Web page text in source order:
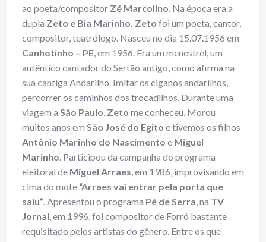
ao poeta/compositor Zé Marcolino. Na época era a
dupla Zeto e Bia Marinho. Zeto foi um poeta, cantor,
compositor, teatrólogo. Nasceu no dia 15.07.1956 em
Canhotinho – PE, em 1956. Era um menestrel, um
autêntico cantador do Sertão antigo, como afirma na
sua cantiga Andarilho. Imitar os ciganos andarilhos,
percorrer os caminhos dos trocadilhos. Durante uma
viagem a São Paulo, Zeto me conheceu. Morou
muitos anos em São José do Egito e tivemos os filhos
Antônio Marinho do Nascimento e Miguel
Marinho. Participou da campanha do programa
eleitoral de Miguel Arraes, em 1986, improvisando em
cima do mote “Arraes vai entrar pela porta que
saiu”. Apresentou o programa Pé de Serra, na TV
Jornal, em 1996, foi compositor de Forró bastante
requisitado pelos artistas do gênero. Entre os que